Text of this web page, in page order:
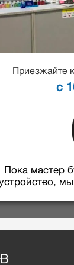
Приезжайте
с
Пока мастер